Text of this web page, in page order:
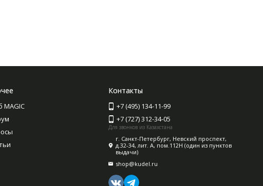
MAGIC
Контакты
+7 (495) 134-11-99
+7 (727) 312-34-05
Для звонков из Казахстана
г. Санкт-Петербург, Невский проспект,
д.32-34, лит. А, пом.112Н (один из пунктов
выдачи)
shop@kudel.ru